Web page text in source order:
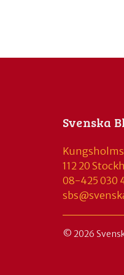
Svenska
112 20
08-425 030
© 2026